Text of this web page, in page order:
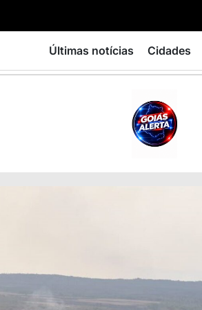
Últimas notícias Cidades